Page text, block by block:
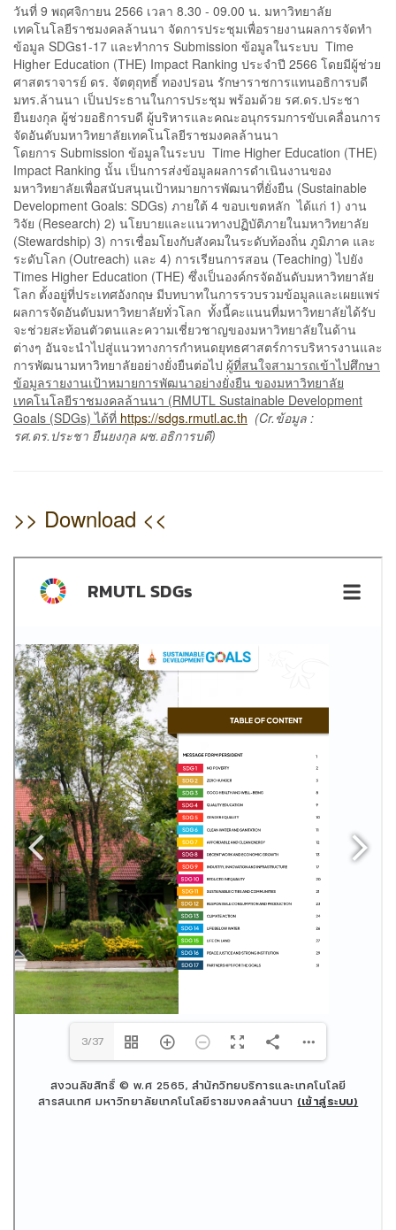
วันที่ 9 พฤศจิกายน 2566 เวลา 8.30 - 09.00 น. มหาวิทยาลัย
เทคโนโลยีราชมงคลล้านนา จัดการประชุมเพื่อรายงานผลการจัดทำ
ข้อมูล SDGs1-17 และทำการ Submission ข้อมูลในระบบ Time
Higher Education (THE) Impact Ranking ประจำปี 2566 โดยมีผู้ช่วย
ศาสตราจารย์ ดร. จัตตุฤทธิ์ ทองปรอน รักษาราชการแทนอธิการบดี
มทร.ล้านนา เป็นประธานในการประชุม พร้อมด้วย รศ.ดร.ประชา
ยืนยงกุล ผู้ช่วยอธิการบดี ผู้บริหารและคณะอนุกรรมการขับเคลื่อนการ
จัดอันดับมหาวิทยาลัยเทคโนโลยีราชมงคลล้านนา
โดยการ Submission ข้อมูลในระบบ Time Higher Education (THE)
Impact Ranking นั้น เป็นการส่งข้อมูลผลการดำเนินงานของ
มหาวิทยาลัยเพื่อสนับสนุนเป้าหมายการพัฒนาที่ยั่งยืน (Sustainable
Development Goals: SDGs) ภายใต้ 4 ขอบเขตหลัก ได้แก่ 1) งาน
วิจัย (Research) 2) นโยบายและแนวทางปฏิบัติภายในมหาวิทยาลัย
(Stewardship) 3) การเชื่อมโยงกับสังคมในระดับท้องถิ่น ภูมิภาค และ
ระดับโลก (Outreach) และ 4) การเรียนการสอน (Teaching) ไปยัง
Times Higher Education (THE) ซึ่งเป็นองค์กรจัดอันดับมหาวิทยาลัย
โลก ตั้งอยู่ที่ประเทศอังกฤษ มีบทบาทในการรวบรวมข้อมูลและเผยแพร่
ผลการจัดอันดับมหาวิทยาลัยทั่วโลก ทั้งนี้คะแนนที่มหาวิทยาลัยได้รับ
จะช่วยสะท้อนตัวตนและความเชี่ยวชาญของมหาวิทยาลัยในด้าน
ต่างๆ อันจะนำไปสู่แนวทางการกำหนดยุทธศาสตร์การบริหารงานและ
การพัฒนามหาวิทยาลัยอย่างยั่งยืนต่อไป ผู้ที่สนใจสามารถเข้าไปศึกษา
ข้อมูลรายงานเป้าหมายการพัฒนาอย่างยั่งยืน ของมหาวิทยาลัย
เทคโนโลยีราชมงคลล้านนา (RMUTL Sustainable Development
Goals (SDGs) ได้ที่ https://sdgs.rmutl.ac.th (Cr.ข้อมูล :
รศ.ดร.ประชา ยืนยงกุล ผช.อธิการบดี)
>> Download <<